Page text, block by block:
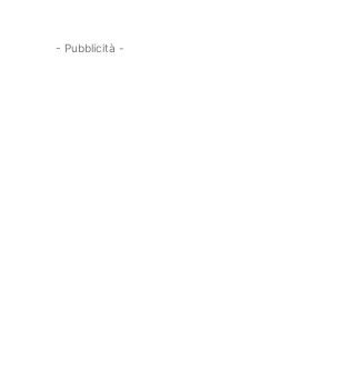
- Pubblicità -